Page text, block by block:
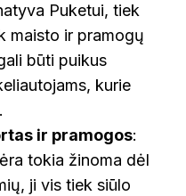
Puketui, tiek
maisto ir pramogų
būti puikus
kurie
ir pramogos:
tokia žinoma dėl
ji vis tiek siūlo